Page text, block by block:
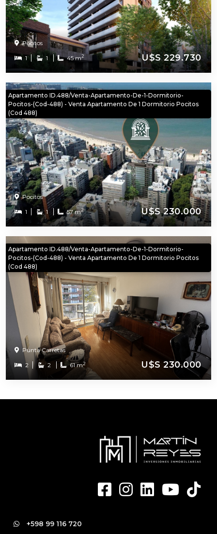
Pocitos
1 1 45 m2 U$S 229.730
Apartamento ID.488/Venta-Apartamento-De-1-Dormitorio-
Pocitos-(cod-488) - Venta Apartamento De 1 Dormitorio Pocitos
(cod 488)
Pocitos
1 1 57 m2 U$S 230.000
Apartamento ID.488/Venta-Apartamento-De-1-Dormitorio-
Pocitos-(cod-488) - Venta Apartamento De 1 Dormitorio Pocitos
(cod 488)
Punta Carretas
2 2 61 m2 U$S 230.000
+598 99 116 720